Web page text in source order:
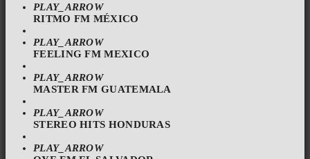
PLAY_ARROW
RITMO FM MÉXICO
PLAY_ARROW
FEELING FM MEXICO
PLAY_ARROW
MASTER FM GUATEMALA
PLAY_ARROW
STEREO HITS HONDURAS
PLAY_ARROW